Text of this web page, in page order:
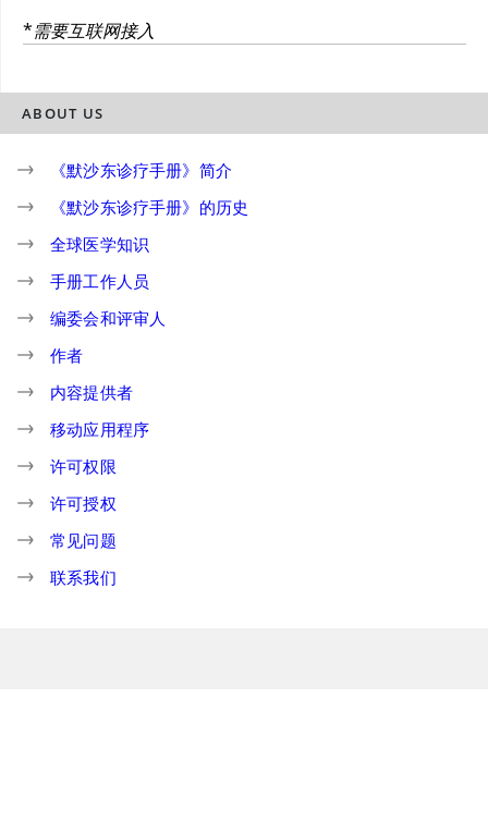
*需要互联网接入
ABOUT US
《默沙东诊疗手册》简介
《默沙东诊疗手册》的历史
全球医学知识
手册工作人员
编委会和评审人
作者
内容提供者
移动应用程序
许可权限
许可授权
常见问题
联系我们